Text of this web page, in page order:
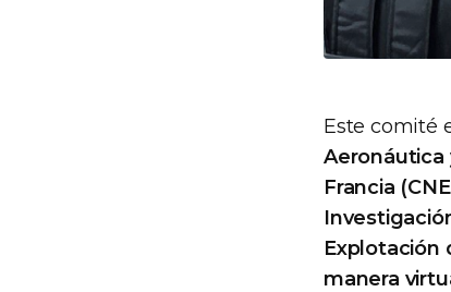
Este comité
Aeronáutica
Francia
Explotación
manera